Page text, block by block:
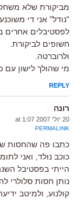
מביקורת שלא
"נודל" אני די
לפסטיבלים אחרים
חשופים לביקורת.
ולרוברטה.
מי שהולך לישון
REPLY
רונה
20 יולי 2007 at 1:07
PERMALINK
כתבו פה שהחסות
כוכב נולד, ואני
הייתי בפסטיבל
נותן חסות סלולרי
קולנוע, ולמיטב